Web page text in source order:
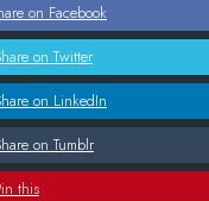
on Facebook
on Twitter
on LinkedIn
on Tumblr
this